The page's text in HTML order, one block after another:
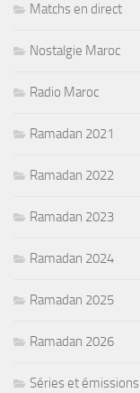
Matchs en direct
Nostalgie Maroc
Radio Maroc
Ramadan 2021
Ramadan 2022
Ramadan 2023
Ramadan 2024
Ramadan 2025
Ramadan 2026
Séries et émissions